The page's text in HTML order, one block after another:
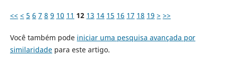
<< < 5 6 7 8 9 10 11 12 13 14 15 16 17 18 19 > >>
Você também pode iniciar uma pesquisa avançada por
similaridadepara este artigo.